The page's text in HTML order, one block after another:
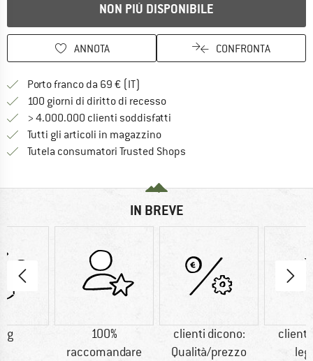
NON PIÙ DISPONIBILE
ANNOTA CONFRONTA
Porto franco da 69 € (IT)
100 giorni di diritto di recessoVai alla politica di recesso qui
> 4.000.000 clienti soddisfatti
Tutti gli articoli in magazzino
Tutela consumatori Trusted Shops
IN BREVE
g
100%
raccomandare
clienti dicono:
Qualità/prezzo
clienti